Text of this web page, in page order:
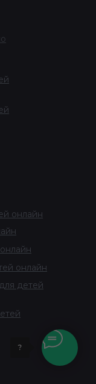
?
онлайн
детей
онлайн